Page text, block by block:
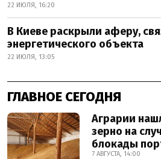
22 ИЮЛЯ, 16:20
В Киеве раскрыли аферу,
энергетического объекта
22 ИЮЛЯ, 13:05
ГЛАВНОЕ СЕГОДНЯ
Аграрии
зерно на
блокады
7 АВГУСТА, 14:00